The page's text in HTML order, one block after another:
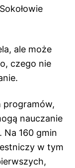
ale może
czego nie
programów,
nauczanie
Na 160 gmin
w tym